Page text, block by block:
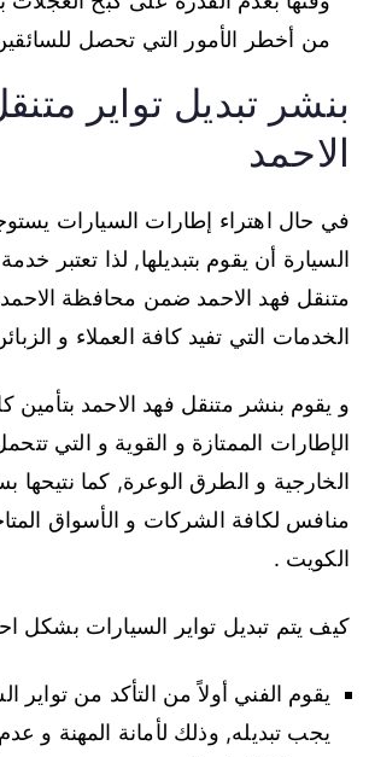
من أخطر الأمور التي تحصل
بنشر تبديل تواير
الاحمد
في حال اهتراء إطارات السيارات
السيارة أن يقوم بتبديلها, لذا تعتبر
متنقل فهد الاحمد ضمن محافظة
الخدمات التي تفيد كافة العملاء و
و يقوم بنشر متنقل فهد الاحمد بتأمين
الإطارات الممتازة و القوية و التي
الخارجية و الطرق الوعرة, كما
منافس لكافة الشركات و الأسواق
الكويت .
كيف يتم تبديل تواير السيارات بشكل
يقوم الفني أولاً من التأكد من تواير
يجب تبديله, وذلك لأمانة المهنة و